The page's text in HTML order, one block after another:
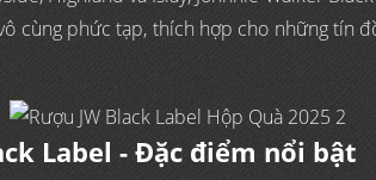
cùng phức tạp, thích hợp cho những tín
Label - Đặc điểm nổi bật